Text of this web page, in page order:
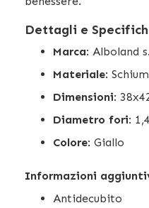
Dettagli e
Marca: Alboland
Materiale:
Dimensioni:
Diametro fori:
Colore: Giallo
Informazioni
Antidecubito